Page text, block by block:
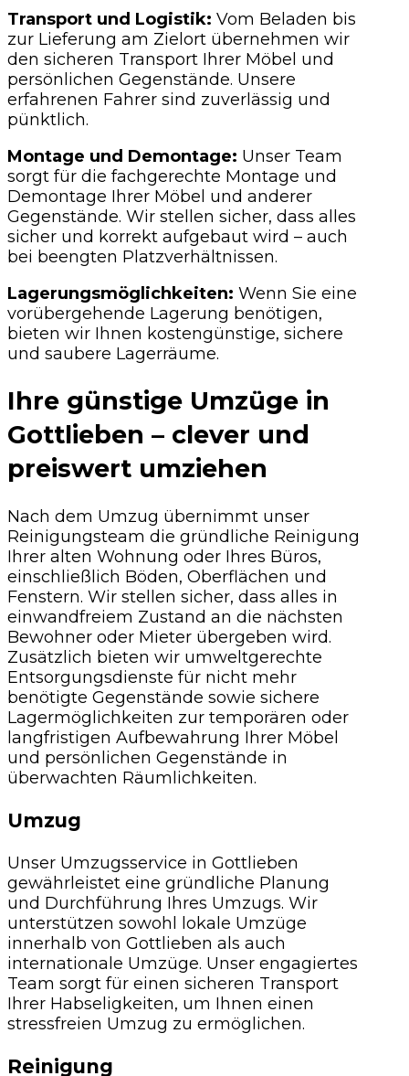
Transport und Logistik: Vom Beladen bis
zur Lieferung am Zielort übernehmen wir
den sicheren Transport Ihrer Möbel und
persönlichen Gegenstände. Unsere
erfahrenen Fahrer sind zuverlässig und
pünktlich.
Montage und Demontage: Unser Team
sorgt für die fachgerechte Montage und
Demontage Ihrer Möbel und anderer
Gegenstände. Wir stellen sicher, dass alles
sicher und korrekt aufgebaut wird – auch
bei beengten Platzverhältnissen.
Lagerungsmöglichkeiten: Wenn Sie eine
vorübergehende Lagerung benötigen,
bieten wir Ihnen kostengünstige, sichere
und saubere Lagerräume.
Ihre günstige Umzüge in
Gottlieben – clever und
preiswert umziehen
Nach dem Umzug übernimmt unser
Reinigungsteam die gründliche Reinigung
Ihrer alten Wohnung oder Ihres Büros,
einschließlich Böden, Oberflächen und
Fenstern. Wir stellen sicher, dass alles in
einwandfreiem Zustand an die nächsten
Bewohner oder Mieter übergeben wird.
Zusätzlich bieten wir umweltgerechte
Entsorgungsdienste für nicht mehr
benötigte Gegenstände sowie sichere
Lagermöglichkeiten zur temporären oder
langfristigen Aufbewahrung Ihrer Möbel
und persönlichen Gegenstände in
überwachten Räumlichkeiten.
Umzug
Unser Umzugsservice in Gottlieben
gewährleistet eine gründliche Planung
und Durchführung Ihres Umzugs. Wir
unterstützen sowohl lokale Umzüge
innerhalb von Gottlieben als auch
internationale Umzüge. Unser engagiertes
Team sorgt für einen sicheren Transport
Ihrer Habseligkeiten, um Ihnen einen
stressfreien Umzug zu ermöglichen.
Reinigung